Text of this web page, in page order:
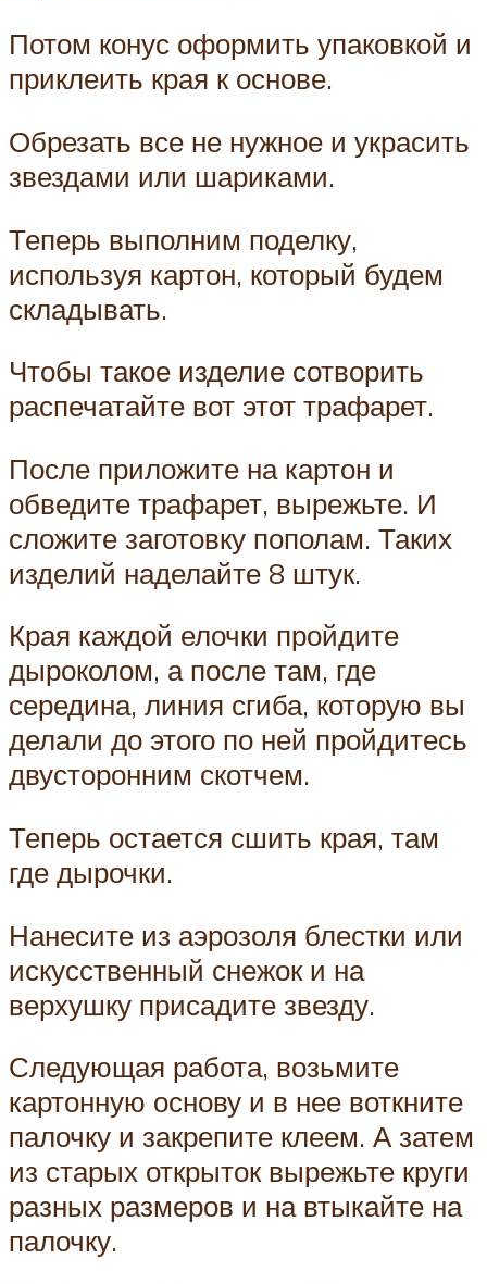
Потом конус оформить упаковкой и
приклеить края к основе.
Обрезать все не нужное и украсить
звездами или шариками.
Теперь выполним поделку,
используя картон, который будем
складывать.
Чтобы такое изделие сотворить
распечатайте вот этот трафарет.
После приложите на картон и
обведите трафарет, вырежьте. И
сложите заготовку пополам. Таких
изделий наделайте 8 штук.
Края каждой елочки пройдите
дыроколом, а после там, где
середина, линия сгиба, которую вы
делали до этого по ней пройдитесь
двусторонним скотчем.
Теперь остается сшить края, там
где дырочки.
Нанесите из аэрозоля блестки или
искусственный снежок и на
верхушку присадите звезду.
Следующая работа, возьмите
картонную основу и в нее воткните
палочку и закрепите клеем. А затем
из старых открыток вырежьте круги
разных размеров и на втыкайте на
палочку.